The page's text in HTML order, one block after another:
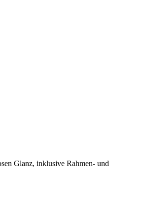
Glanz, inklusive Rahmen- und